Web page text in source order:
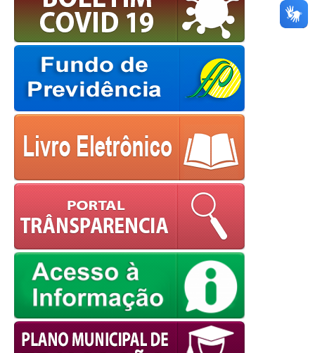
European Commission |
Cookies Policy
powered by WPCookiePro